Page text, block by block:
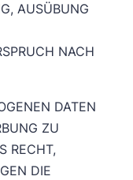
AUSÜBUNG
NACH
DATEN
ZU
RECHT,
DIE